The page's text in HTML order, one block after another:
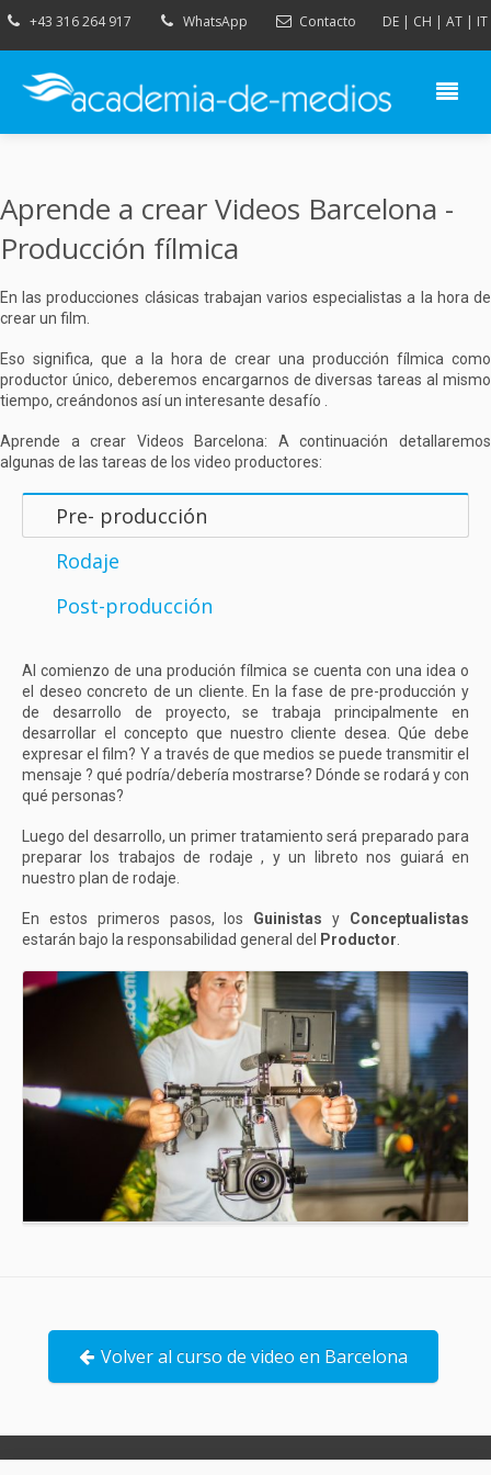
+43 316 264 917 WhatsApp Contacto DE| CH | AT| IT
Aprende a crear Videos Barcelona -
Producción fílmica
En las producciones clásicas trabajan varios especialistas a la hora de
crear un film.
Eso significa, que a la hora de crear una producción fílmica como
productor único, deberemos encargarnos de diversas tareas al mismo
tiempo, creándonos así un interesante desafío .
Aprende a crear Videos Barcelona: A continuación detallaremos
algunas de las tareas de los video productores:
Pre- producción
Rodaje
Post-producción
Al comienzo de una produción fílmica se cuenta con una idea o
el deseo concreto de un cliente. En la fase de pre-producción y
de desarrollo de proyecto, se trabaja principalmente en
desarrollar el concepto que nuestro cliente desea. Qúe debe
expresar el film? Y a través de que medios se puede transmitir el
mensaje ? qué podría/debería mostrarse? Dónde se rodará y con
qué personas?
Luego del desarrollo, un primer tratamiento será preparado para
preparar los trabajos de rodaje , y un libreto nos guiará en
nuestro plan de rodaje.
En estos primeros pasos, los Guinistas y Conceptualistas
estarán bajo la responsabilidad general del
Productor
Volver al curso de video en Barcelona